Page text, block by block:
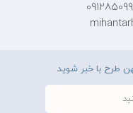
طرح با خبر شوید